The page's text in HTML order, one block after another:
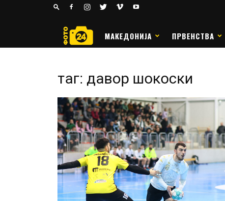
РАКОМЕТ
МАКЕДОНИЈА ПРВЕНСТВА
таг: давор шокоски